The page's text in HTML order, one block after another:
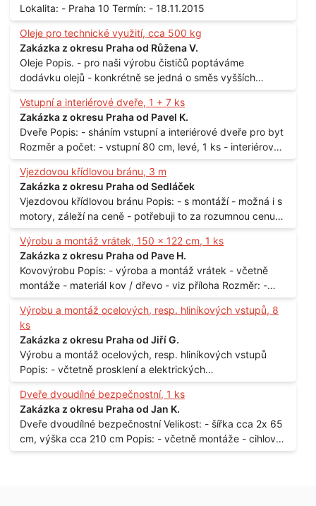
Lokalita: - Praha 10 Termín: - 18.11.2015
Oleje pro technické využití, cca 500 kg
Zakázka z okresu Praha od Růžena V.
Oleje Popis. - pro naši výrobu čističů poptáváme
dodávku olejů - konkrétně se jedná o směs vyšších
mastných kyselin s převahou olejové kyseliny - účelem je
technické využití - hustota při 20°C - cca 870 kg / m3
Balení: - po 190 kg v sudu Množství: - cca 500 kg - roční
spotřeba Lokalita: - Praha
Vstupní a interiérové dveře, 1 + 7 ks
Zakázka z okresu Praha od Pavel K.
Dveře Popis: - sháním vstupní a interiérové dveře pro byt
Rozměr a počet: - vstupní 80 cm, levé, 1 ks - interiérové
80 cm, levé, 2 ks - 80 cm, pravé, 3 ks - 60 cm, levé, 2 ks
Lokalita: - Praha 10
Vjezdovou křídlovou bránu, 3 m
Zakázka z okresu Praha od Sedláček
Vjezdovou křídlovou bránu Popis: - s montáží - možná i s
motory, záleží na ceně - potřebuji to za rozumnou cenu
Materiál: - ocel Množství: - 1 ks Velikost: - 3 m Lokalita: -
Praha
Výrobu a montáž vrátek, 150 x 122 cm, 1 ks
Zakázka z okresu Praha od Pave H.
Kovovýrobu Popis: - výroba a montáž vrátek - včetně
montáže - materiál kov / dřevo - viz příloha Rozměr: -
150 x 122 cm Lokalita: - Senohraby Nabídky na e-mail.
Výrobu a montáž ocelových, resp. hliníkových vstupů, 8
ks
Zakázka z okresu Praha od Jiří G.
Výrobu a montáž ocelových, resp. hliníkových vstupů
Popis: - včtetně prosklení a elektrických
samozamýkacích zámků pro panelový dům - jedná se o
vchodové dveře umístěné v zarámovaném a proskleném
portálu - předmětem dodávky bude i demontáž
stávajících a už nevyhovujících prosklených,
umělohmotných vstupů Množství: - 8 ks Lokalita: - 7, 9,
Dveře dvoudílné bezpečnostní, 1 ks
Zakázka z okresu Praha od Jan K.
Dveře dvoudílné bezpečnostní Velikost: - šířka cca 2x 65
cm, výška cca 210 cm Popis: - včetně montáže - cihlový
dům, 2. patro - vchod z chodby - rozměry bez zárubní